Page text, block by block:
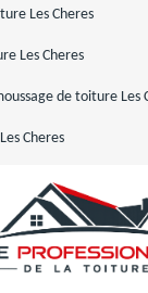
Les Cheres
Les Cheres
de toiture Les
Cheres